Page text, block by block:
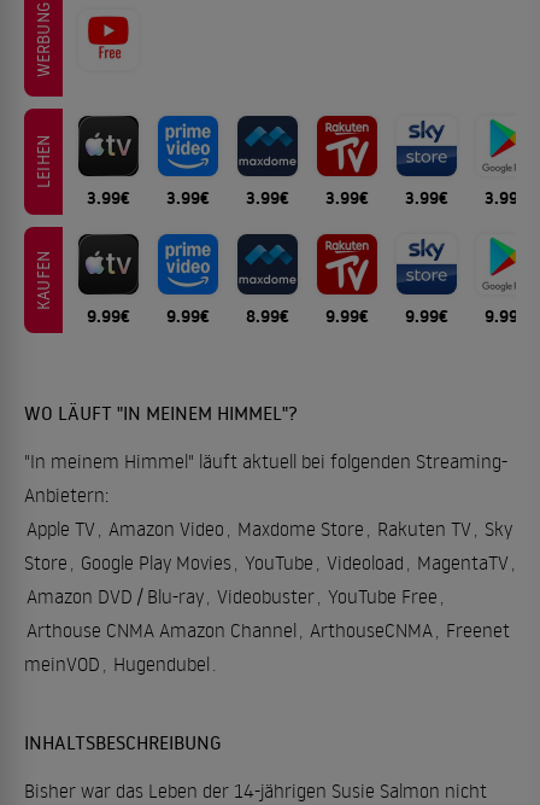
WERBUNG
LEIHEN
3.99€ 3.99€ 3.99€ 3.99€ 3.99€ 3.99€
KAUFEN
9.99€ 9.99€ 8.99€ 9.99€ 9.99€ 9.99€
WO LÄUFT "IN MEINEM HIMMEL"?
"In meinem Himmel" läuft aktuell bei folgenden Streaming-
Anbietern:
Apple TV, Amazon Video , Maxdome Store , Rakuten TV, Sky
Store , Google Play Movies, YouTube , Videoload , MagentaTV,
Amazon DVD / Blu-ray, Videobuster, YouTube Free ,
Arthouse CNMA Amazon Channel , ArthouseCNMA, Freenet
meinVOD , Hugendubel .
INHALTSBESCHREIBUNG
Bisher war das Leben der 14-jährigen Susie Salmon nicht